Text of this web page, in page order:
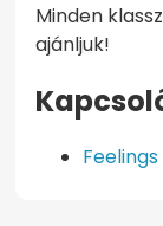
Minden
ajánljuk!
Feelings